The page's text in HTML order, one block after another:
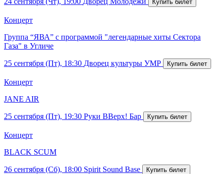
Концерт
Группа “ЯВА” с программой "легендарные хиты Сектора
Газа" в Угличе
25 сентября (Пт), 18:30 Дворец культуры УМР
Концерт
JANE AIR
25 сентября (Пт), 19:30 Руки ВВерх! Бар
Концерт
BLACK SCUM
26 сентября (Сб), 18:00 Spirit Sound Base